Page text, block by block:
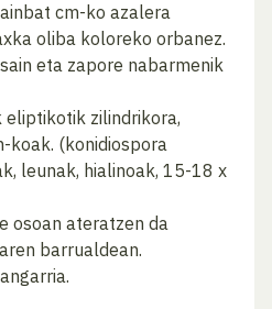
cm-ko azalera
oliba koloreko orbanez.
eta zapore nabarmenik
eliptikotik zilindrikora,
koak. (konidiospora
leunak, hialinoak, 15-18 x
osoan ateratzen da
barrualdean.